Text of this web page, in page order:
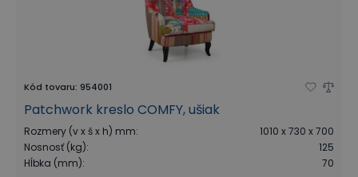
Kód tovaru: 954001
Patchwork kreslo COMFY, ušiak
Rozmery (v x š x h) mm:
1010 x 730 x 700
Nosnosť (kg):
125
Hĺbka (mm): 70